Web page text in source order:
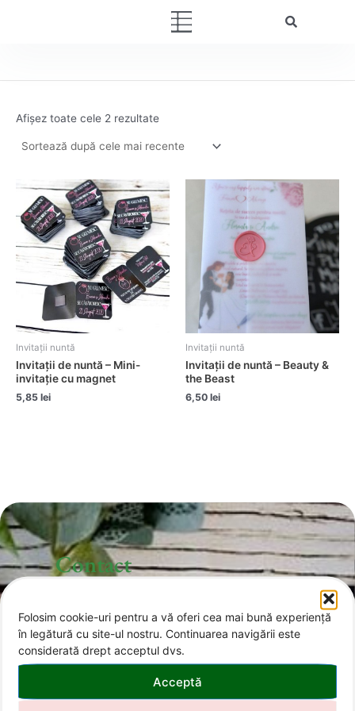
Folosim cookie-uri pentru a vă oferi cea mai bună experiență
în legătură cu site-ul nostru. Continuarea navigării este
considerată drept acceptul dvs.
Acceptă
Menu
Afișez toate cele 2 rezultate
după
cele
mai
Invitații nuntă
Invitații de nuntă – Mini-
invitație cu magnet
5,85 lei
Invitații nuntă
Invitații de nuntă – Beauty &
the Beast
6,50 lei
Contact
office@invitatii-curcubeu.ro
0743 374 985